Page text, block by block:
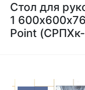
Стол для
1
Point